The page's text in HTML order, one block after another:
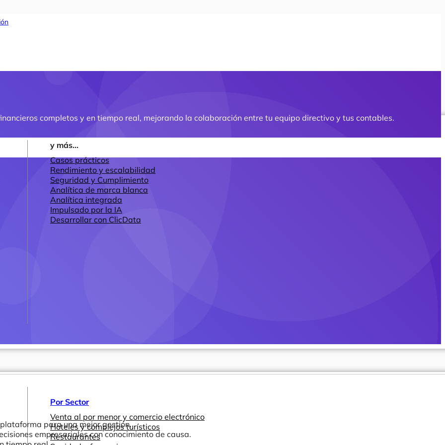
y más...
Casos prácticos
Rendimiento y escalabilidad
Seguridad y Cumplimiento
Analítica de marca blanca
Analítica integrada
Impulsado por la IA
Desarrollar con ClicData
Por Sector
Venta al por menor y comercio electrónico
Hoteles y complejos turísticos
Restaurantes
completos y en tiempo real, mejorando la colaboración entre tu equipo directivo y tus contables.
para una mejor gestión.
empresariales con conocimiento de causa.